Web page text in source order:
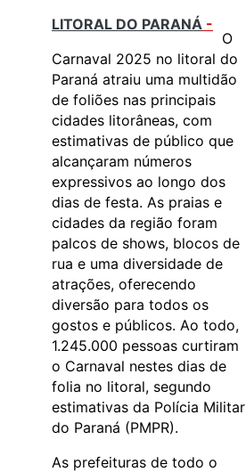
LITORAL DO PARANÁ -
O
Carnaval 2025 no litoral do
Paraná atraiu uma multidão
de foliões nas principais
cidades litorâneas, com
estimativas de público que
alcançaram números
expressivos ao longo dos
dias de festa. As praias e
cidades da região foram
palcos de shows, blocos de
rua e uma diversidade de
atrações, oferecendo
diversão para todos os
gostos e públicos. Ao todo,
1.245.000 pessoas curtiram
o Carnaval nestes dias de
folia no litoral, segundo
estimativas da Polícia Militar
do Paraná (PMPR).
As prefeituras de todo o